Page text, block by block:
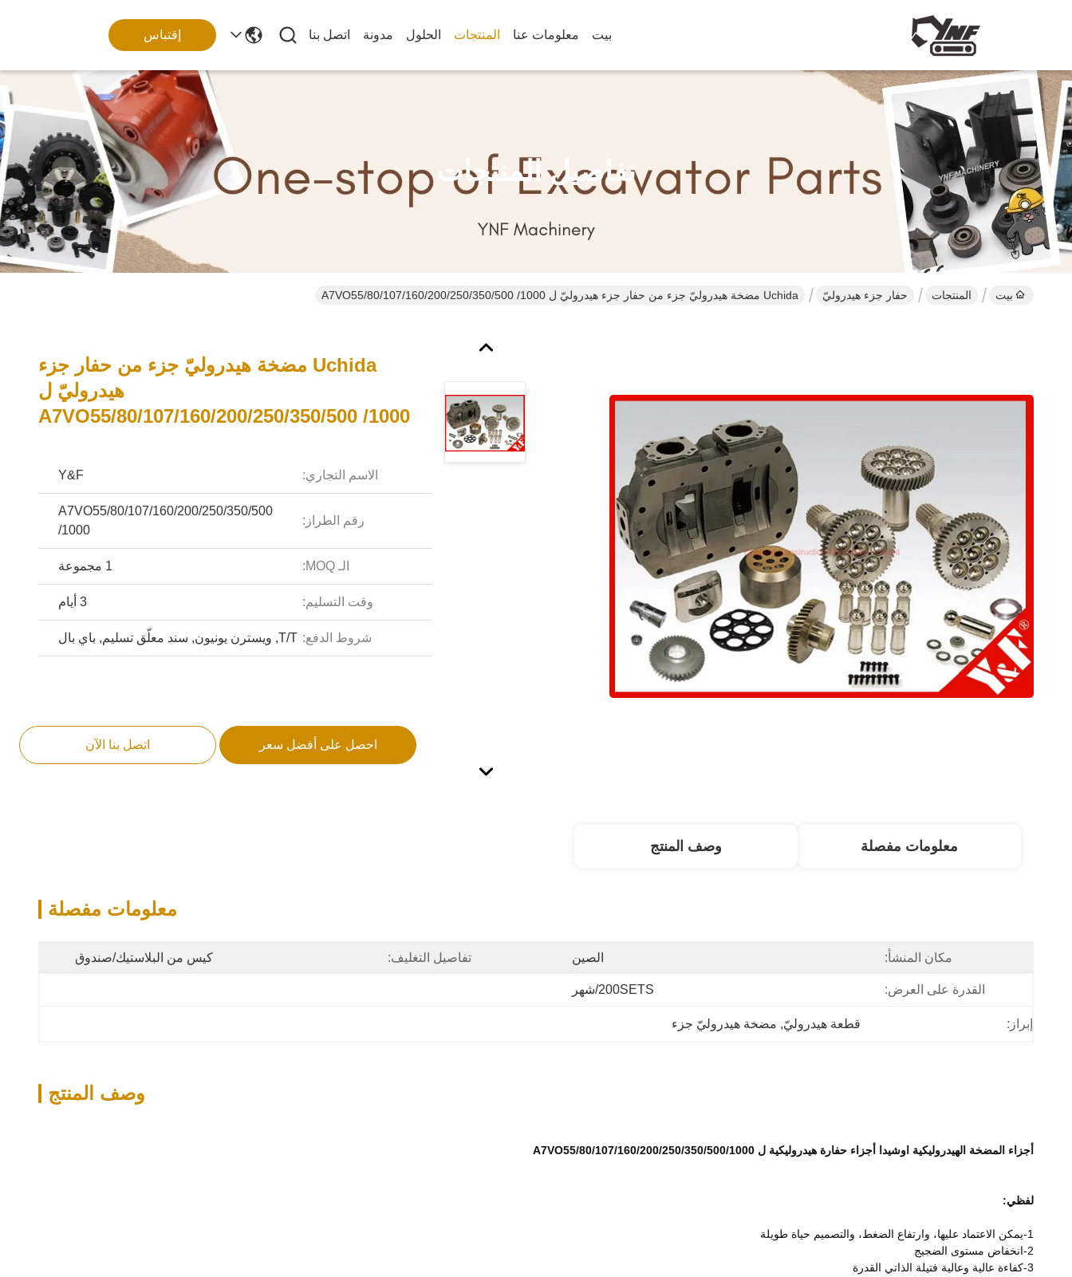
بيت معلومات عنا المنتجات الحلول مدونة اتصل بنا إقتباس
تفاصيل المنتجات
بيت المنتجات حفار جزء هيدروليّ Uchida مضخة هيدروليّ جزء من حفار جزء هيدروليّ ل A7VO55/80/107/160/200/250/350/500 /1000
Uchida مضخة هيدروليّ جزء من حفار جزء
هيدروليّ ل
A7VO55/80/107/160/200/250/350/500 /1000
الاسم التجاري: Y&F
رقم الطراز:
A7VO55/80/107/160/200/250/350/500
/1000
الـ MOQ: 1 مجموعة
وقت التسليم: 3 أيام
شروط الدفع: T/T, ويسترن يونيون, سند معلّق تسليم, باي بال
احصل على أفضل سعر اتصل بنا الآن
معلومات مفصلة وصف المنتج
معلومات مفصلة
مكان المنشأ: الصين تفاصيل التغليف: كيس من البلاستيك/صندوق
القدرة على العرض: 200SETS/شهر
إبراز: قطعة هيدروليّ, مضخة هيدروليّ جزء
وصف المنتج
أجزاء المضخة الهيدروليكية اوشيدا أجزاء حفارة هيدروليكية ل A7VO55/80/107/160/200/250/350/500/1000
لفظي:
1-يمكن الاعتماد عليها، وارتفاع الضغط، والتصميم حياة طويلة
2-انخفاض مستوى الضجيج
3-كفاءة عالية وعالية فتيلة الذاتي القدرة